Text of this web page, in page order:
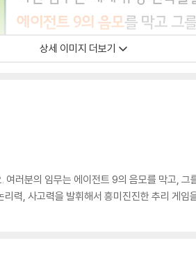
상세 이미지 더보기
러분의 임무는 에이전트 9의 음모를 막고,
력, 사고력을 발휘해서 흥미진진한 추리 게